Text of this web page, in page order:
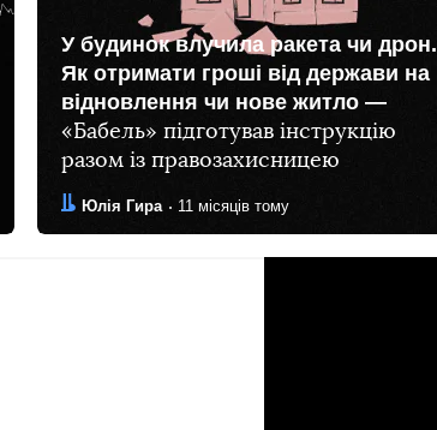
У будинок влучила ракета чи дрон.
Як отримати гроші від держави на
відновлення чи нове житло —
«Бабель» підготував інструкцію
разом із правозахисницею
Автор:
Юлія Гира
Дата: 11 місяців тому